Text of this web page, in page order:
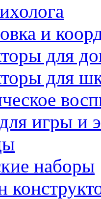
и
для
для
игры и
наборы